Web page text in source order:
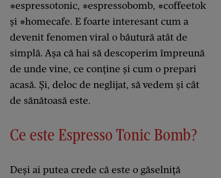
#espressotonic, #espressobomb, #coffeetok
și #homecafe. E foarte interesant cum a
devenit fenomen viral o băutură atât de
simplă. Așa că hai să descoperim împreună
de unde vine, ce conține și cum o prepari
acasă. Și, deloc de neglijat, să vedem și cât
de sănătoasă este.
Ce este Espresso Tonic Bomb?
Deși ai putea crede că este o găselniță